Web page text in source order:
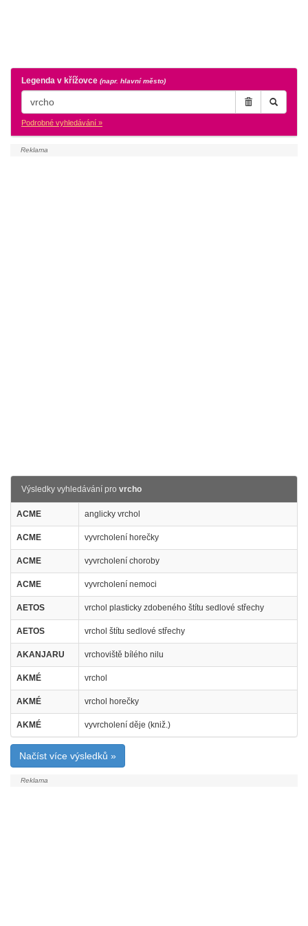
Legenda v křížovce (napr. hlavní město)
Podrobné vyhledávání »
Výsledky vyhledávání pro vrcho
ACME anglicky vrchol
ACME vyvrcholení horečky
ACME vyvrcholení choroby
ACME vyvrcholení nemoci
AETOS vrchol plasticky zdobeného štítu sedlové střechy
AETOS vrchol štítu sedlové střechy
AKANJARU vrchoviště bílého nilu
AKMÉ vrchol
AKMÉ vrchol horečky
AKMÉ vyvrcholení děje (kniž.)
Načíst více výsledků »